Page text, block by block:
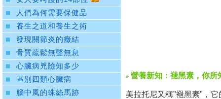
營養新知：褪黑素，你所
美拉托尼又稱"褪黑素"，
人們為何需要保健品
養生之道和養生之術
發現關節炎的癥結
骨質疏鬆無聲無息
心臟病兇險知多少
區別四類心臟病
腦中風的蛛絲馬跡